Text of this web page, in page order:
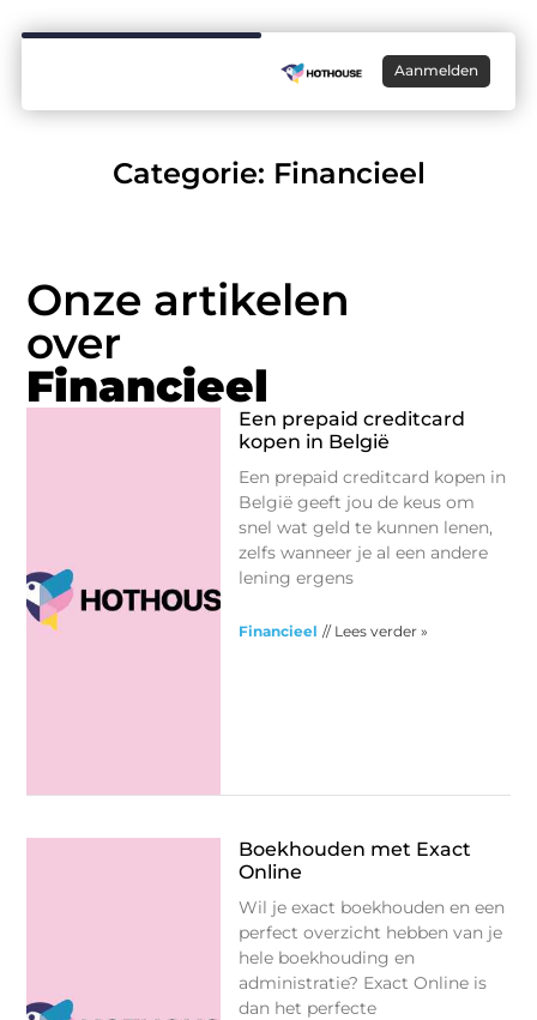
Aanmelden
Categorie: Financieel
Onze artikelen
over
Financieel
Een prepaid creditcard
kopen in België
Een prepaid creditcard kopen in
België geeft jou de keus om
snel wat geld te kunnen lenen,
zelfs wanneer je al een andere
lening ergens
Financieel // Lees verder »
Boekhouden met Exact
Online
Wil je exact boekhouden en een
perfect overzicht hebben van je
hele boekhouding en
administratie? Exact Online is
dan het perfecte